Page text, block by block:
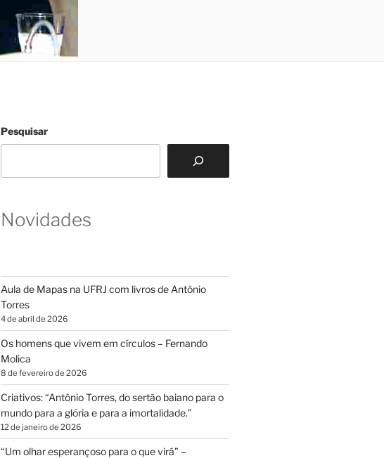
Pesquisar
Novidades
Aula de Mapas na UFRJ com livros de Antônio
Torres
4 de abril de 2026
Os homens que vivem em círculos – Fernando
Molica
8 de fevereiro de 2026
Criativos: “Antônio Torres, do sertão baiano para o
mundo para a glória e para a imortalidade.”
12 de janeiro de 2026
“Um olhar esperançoso para o que virá” –